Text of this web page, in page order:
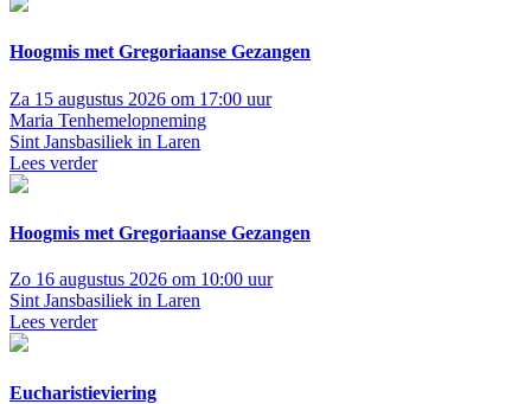
Hoogmis met Gregoriaanse Gezangen
Za 15 augustus 2026 om 17:00 uur
Maria Tenhemelopneming
Sint Jansbasiliek in Laren
Lees verder
Hoogmis met Gregoriaanse Gezangen
Zo 16 augustus 2026 om 10:00 uur
Sint Jansbasiliek in Laren
Lees verder
Eucharistieviering